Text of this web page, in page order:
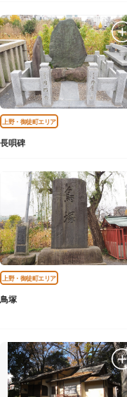
上野・御徒町エリア
長唄碑
上野・御徒町エリア
鳥塚